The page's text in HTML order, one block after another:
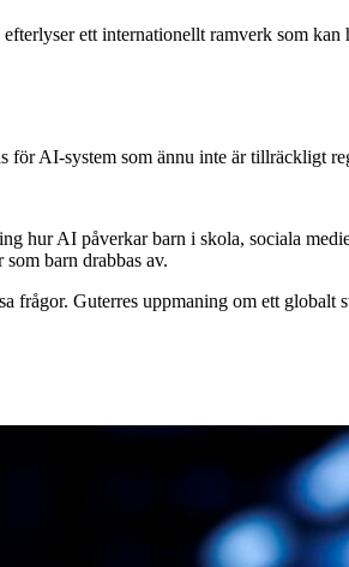
ett internationellt ramverk som kan
AI-system som ännu inte är tillräckligt
hur AI påverkar barn i skola, sociala
barn drabbas av.
frågor. Guterres uppmaning om ett